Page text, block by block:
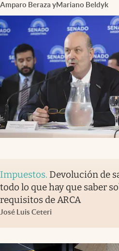
Amparo Beraza yMariano Beldyk
Impuestos. Devolución de
todo lo que hay que saber
requisitos de ARCA
José Luis Ceteri